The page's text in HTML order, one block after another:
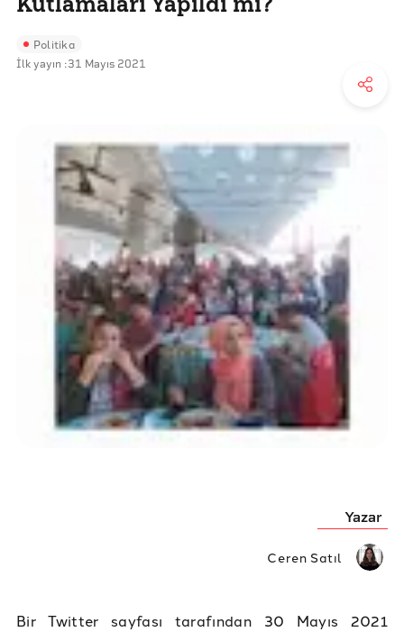
Politika
İlk yayın :31 Mayıs 2021
Yazar
Ceren Satıl
Bir Twitter sayfası tarafından 30 Mayıs 2021